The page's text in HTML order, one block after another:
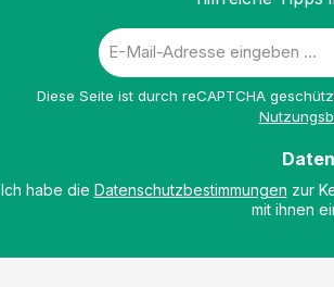
E-
Mail-
Diese Seite ist durch reCAPTCHA
Ich habe die Datenschutzbestimmungen zur
mit ihnen